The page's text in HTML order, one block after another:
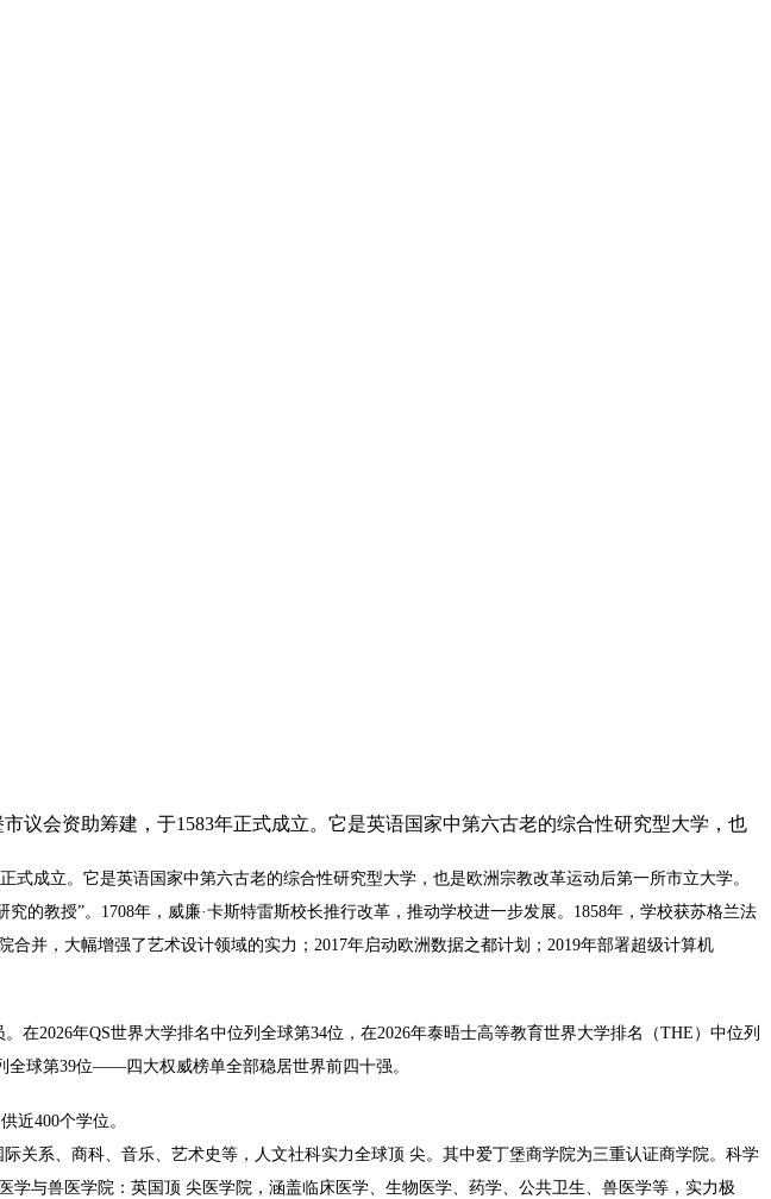
议会资助筹建，于1583年正式成立。它是英语国家中第六古老的综合性研究型大学，也
成立。它是英语国家中第六古老的综合性研究型大学，也是欧洲宗教改革运动后第一所市立大学。
的教授”。1708年，威廉·卡斯特雷斯校长推行改革，推动学校进一步发展。1858年，学校获苏格兰法
并，大幅增强了艺术设计领域的实力；2017年启动欧洲数据之都计划；2019年部署超级计算机
2026年QS世界大学排名中位列全球第34位，在2026年泰晤士高等教育世界大学排名（THE）中位列
全球第39位——四大权威榜单全部稳居世界前四十强。
近400个学位。
系、商科、音乐、艺术史等，人文社科实力全球顶 尖。其中爱丁堡商学院为三重认证商学院。 科学
医学与兽医学院：英国顶 尖医学院，涵盖临床医学、生物医学、药学、公共卫生、兽医学等，实力极